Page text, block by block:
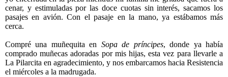
cenar, y estimuladas por las doce cuotas sin interés, sacamos los
pasajes en avión. Con el pasaje en la mano, ya estábamos más
cerca.
Compré una muñequita en Sopa de príncipes, donde ya había
comprado muñecas adoradas por mis hijas, esta vez para llevarle a
La Pilarcita en agradecimiento, y nos embarcamos hacia Resistencia
el miércoles a la madrugada.